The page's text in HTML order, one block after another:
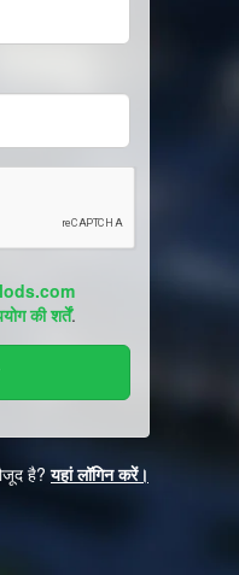
की शर्तें.
है?यहां लॉगिन करें।